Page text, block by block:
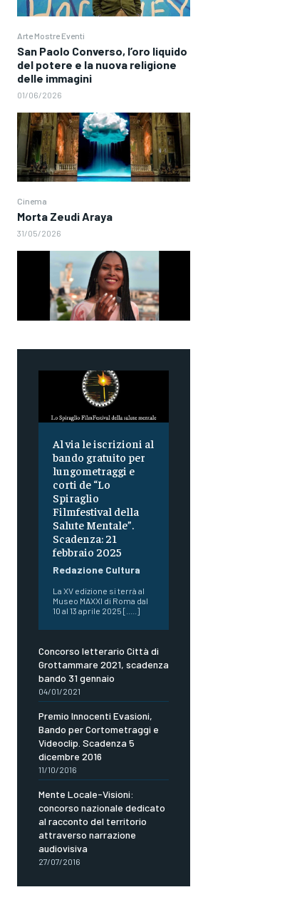
Arte Mostre Eventi
San Paolo Converso, l’oro liquido
del potere e la nuova religione
delle immagini
01/06/2026
Cinema
Morta Zeudi Araya
31/05/2026
Al via le iscrizioni al
bando gratuito per
lungometraggi e
corti de “Lo
Spiraglio
Filmfestival della
Salute Mentale”.
Scadenza: 21
febbraio 2025
Redazione Cultura
La XV edizione si terrà al
Museo MAXXI di Roma dal
10 al 13 aprile 2025 [.....]
Concorso letterario Città di
Grottammare 2021, scadenza
bando 31 gennaio
04/01/2021
Premio Innocenti Evasioni,
Bando per Cortometraggi e
Videoclip. Scadenza 5
dicembre 2016
11/10/2016
Mente Locale-Visioni:
concorso nazionale dedicato
al racconto del territorio
attraverso narrazione
audiovisiva
27/07/2016